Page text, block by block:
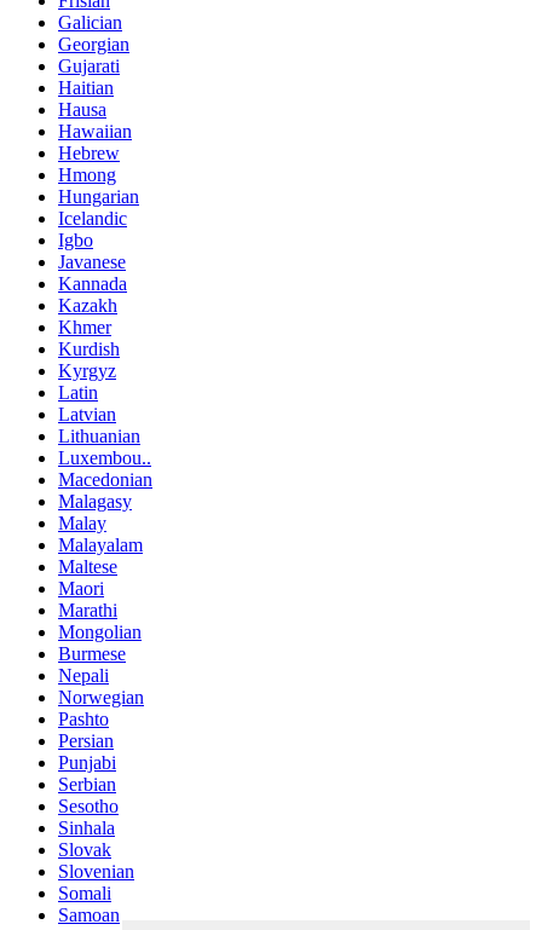
Galician
Georgian
Gujarati
Haitian
Hausa
Hawaiian
Hebrew
Hmong
Hungarian
Icelandic
Igbo
Javanese
Kannada
Kazakh
Khmer
Kurdish
Kyrgyz
Latin
Latvian
Lithuanian
Luxembou..
Macedonian
Malagasy
Malay
Malayalam
Maltese
Maori
Marathi
Mongolian
Burmese
Nepali
Norwegian
Pashto
Persian
Punjabi
Serbian
Sesotho
Sinhala
Slovak
Slovenian
Somali
Samoan